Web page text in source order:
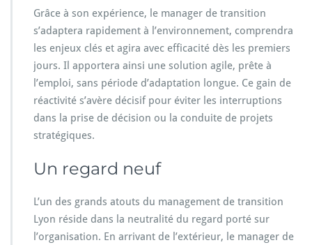
Grâce à son expérience, le manager de transition
s’adaptera rapidement à l’environnement, comprendra
les enjeux clés et agira avec efficacité dès les premiers
jours. Il apportera ainsi une solution agile, prête à
l’emploi, sans période d’adaptation longue. Ce gain de
réactivité s’avère décisif pour éviter les interruptions
dans la prise de décision ou la conduite de projets
stratégiques.
Un regard neuf
L’un des grands atouts du management de transition
Lyon réside dans la neutralité du regard porté sur
l’organisation. En arrivant de l’extérieur, le manager de